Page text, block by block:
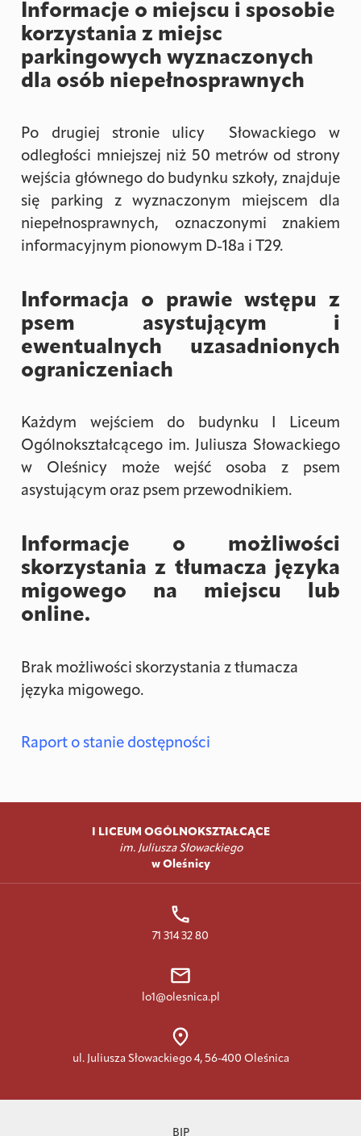
Informacje o miejscu i sposobie
korzystania z miejsc
parkingowych wyznaczonych
dla osób niepełnosprawnych
Po drugiej stronie ulicy Słowackiego w
odległości mniejszej niż 50 metrów od strony
wejścia głównego do budynku szkoły, znajduje
się parking z wyznaczonym miejscem dla
niepełnosprawnych, oznaczonymi znakiem
informacyjnym pionowym D-18a i T29.
Informacja o prawie wstępu z
psem asystującym i
ewentualnych uzasadnionych
ograniczeniach
Każdym wejściem do budynku I Liceum
Ogólnokształcącego im. Juliusza Słowackiego
w Oleśnicy może wejść osoba z psem
asystującym oraz psem przewodnikiem.
Informacje o możliwości
skorzystania z tłumacza języka
migowego na miejscu lub
online.
Brak możliwości skorzystania z tłumacza
języka migowego.
Raport o stanie dostępności
I LICEUM OGÓLNOKSZTAŁCĄCE
im. Juliusza Słowackiego
w Oleśnicy
71 314 32 80
lo1@olesnica.pl
ul. Juliusza Słowackiego 4, 56-400 Oleśnica
BIP